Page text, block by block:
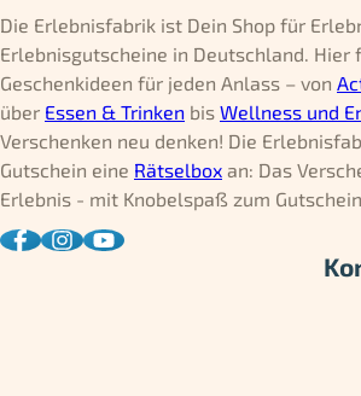
Die Erlebnisfabrik ist Dein Shop für
Erlebnisgutscheine in Deutschland. Hier
Geschenkideen für jeden Anlass – von
über Essen & Trinken bis Wellness und
Verschenken neu denken! Die
Gutschein eine Rätselbox an: Das
Erlebnis - mit Knobelspaß zum